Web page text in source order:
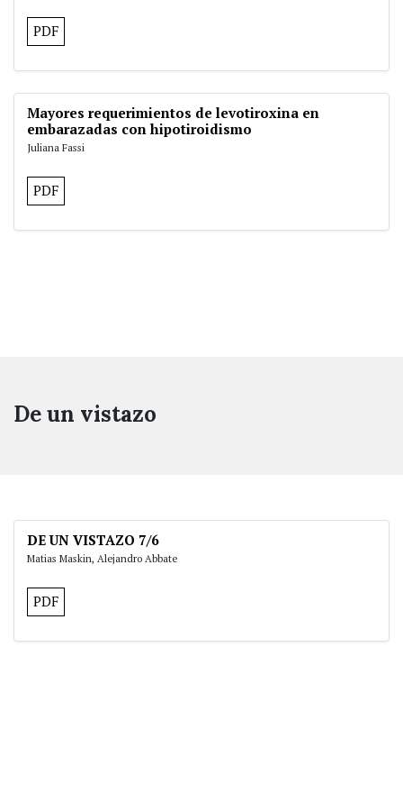
PDF
Mayores requerimientos de levotiroxina en
embarazadas con hipotiroidismo
Juliana Fassi
PDF
De un vistazo
DE UN VISTAZO 7/6
Matias Maskin, Alejandro Abbate
PDF